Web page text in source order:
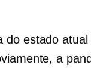
do estado
a